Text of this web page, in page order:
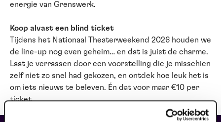
energie van Grenswerk.
Koop alvast een blind ticket
Tijdens het Nationaal Theaterweekend 2026 houden we
de line-up nog even geheim… en dat is juist de charme.
Laat je verrassen door een voorstelling die je misschien
zelf niet zo snel had gekozen, en ontdek hoe leuk het is
om iets nieuws te beleven. Én dat voor maar €10 per
ticket.